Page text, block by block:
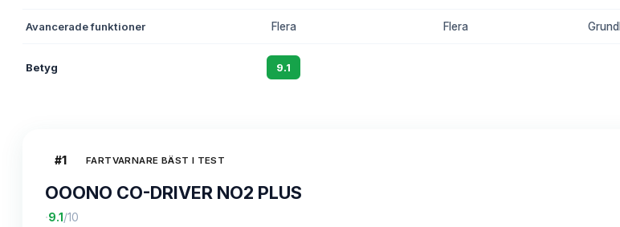
Avancerade funktioner Flera Flera
Betyg 9.1
#1 FARTVARNARE BÄST I TEST
OOONO CO-DRIVER NO2 PLUS
·9.1 /10